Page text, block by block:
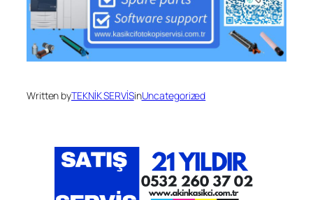
Written byTEKNİK SERVİSinUncategorized